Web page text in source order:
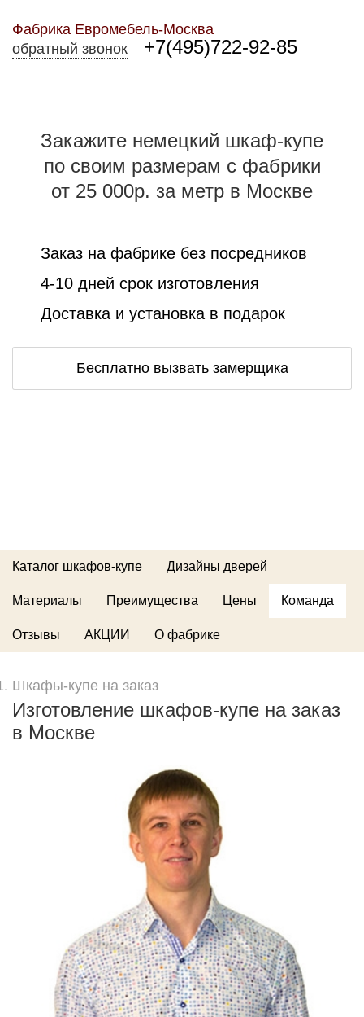
Фабрика Евромебель-Москва
обратный звонок
+7(495)722-92-85
Закажите немецкий шкаф-купе
по своим размерам с фабрики
от 25 000р. за метр в Москве
Заказ на фабрике без посредников
4-10 дней срок изготовления
Доставка и установка в подарок
Бесплатно вызвать замерщика
Каталог шкафов-купе Дизайны дверей
Материалы Преимущества Цены Команда
Отзывы АКЦИИ О фабрике
Шкафы-купе на заказ
Изготовление шкафов-купе на заказ
в Москве